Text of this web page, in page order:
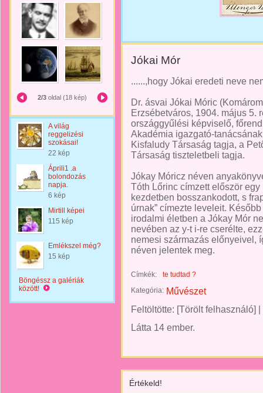
2/3 oldal (18 kép)
A világ
reggelizési
szokásai!
22 kép
Áprili1 .a
bolondozás
napja.
6 kép
Mirtill képei
115 kép
Emlékszel még?
15 kép
Böngéssz a galériák
között!
Jókai Mór
......,hogy Jókai eredeti neve
Dr. ásvai Jókai Móric
Erzsébetváros, 1904. május 5.
országgyűlési képviselő,
Akadémia igazgató-
Kisfaludy Társaság tagja, a
Társaság tiszteletbeli tagja.
Jókay Móricz néven
Tóth Lőrinc címzett először egy
kezdetben bosszankodott, s
úrnak” címezte leveleit.
irodalmi életben a Jókay Mór
nevében az y-t i-re cserélte,
nemesi származás előnyeivel,
néven jelentek meg.
Címkék:
te tudtad ?
Kategória: Művészet
Feltöltötte: [Törölt felhasználó]
Látta 14 ember.
Értékeld!